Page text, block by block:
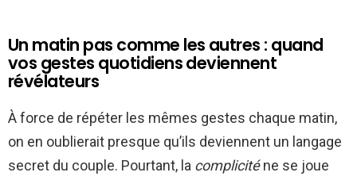
Un matin pas comme les autres : quand
vos gestes quotidiens deviennent
révélateurs
À force de répéter les mêmes gestes chaque matin,
on en oublierait presque qu’ils deviennent un langage
secret du couple. Pourtant, la compliciténe se joue